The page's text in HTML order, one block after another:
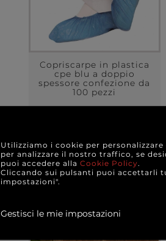
Copriscarpe in plastica
cpe blu a doppio
spessore confezione da
100 pezzi
A CONFEZIONE
DETTAGLI
Utilizziamo i cookie per
per analizzare il nostro traffico, se
puoi accedere alla Cookie Policy.
Cliccando sui pulsanti puoi accettarli
impostazioni".
Gestisci le mie impostazioni